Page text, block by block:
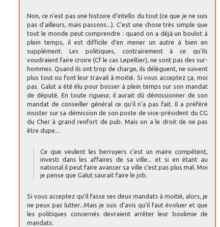
Non, ce n’est pas une histoire d’intello du tout (ce que je ne suis
pas d’ailleurs, mais passons...). C’est une chose très simple que
tout le monde peut comprendre : quand on a déjà un boulot à
plein temps, il est difficile d’en mener un autre à bien en
supplément. Les politiques, contrairement à ce qu’ils
voudraient faire croire (Cf le cas Lepeltier), ne sont pas des sur-
hommes. Quand ils ont trop de charge, ils délèguent, ne suivent
plus tout ou font leur travail à moitié. Si vous acceptez ça, moi
pas. Galut a été élu pour bosser à plein temps sur son mandat
de député. En toute rigueur, il aurait dû démissionner de son
mandat de conseiller général ce qu’il n’a pas fait. Il a préféré
insister sur sa démission de son poste de vice-président du CG
du Cher à grand renfort de pub. Mais on a le droit de ne pas
être dupe...
Ce que veulent les berruyers c’est un maire compétent,
investi dans les affaires de sa ville... et si en étant au
national il peut faire avancer sa ville c’est pas plus mal. Moi
je pense que Galut saurait faire le job.
Si vous acceptez qu’il fasse ses deux mandats à moitié, alors, je
ne peux pas lutter...Mais je suis d’avis qu’il faut évoluer et que
les politiques concernés devraient arrêter leur boulimie de
mandats.